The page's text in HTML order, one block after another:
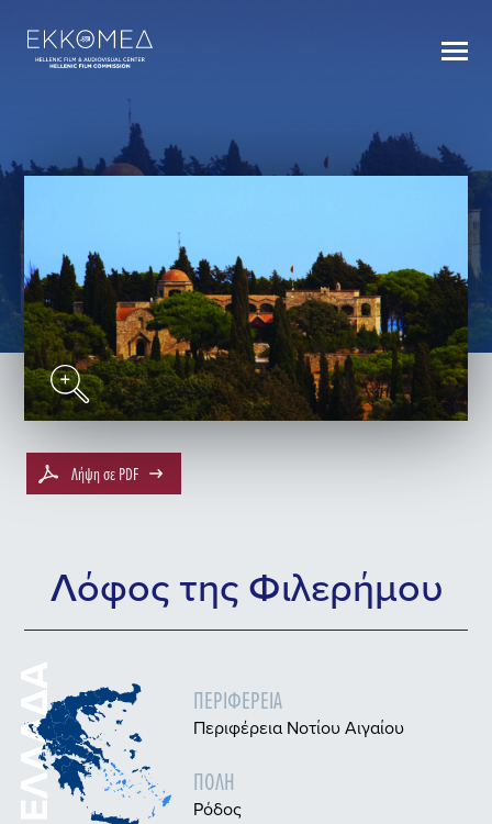
Λήψη σε PDF
Λόφος της Φιλερήμου
ΕΛΛΆΔΑ ΠΕΡΙΦΈΡΕΙΑ
Περιφέρεια Νοτίου Αιγαίου
ΠΌΛΗ
Ρόδος